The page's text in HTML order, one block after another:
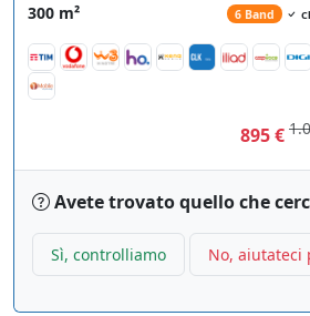
300 m² 6 Band
895 €
Avete trovato quello che
Sì, controlliamo No, aiutateci